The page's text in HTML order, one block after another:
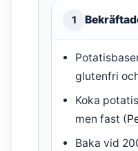
1
glutenfri
Koka
men fast (
Baka vid